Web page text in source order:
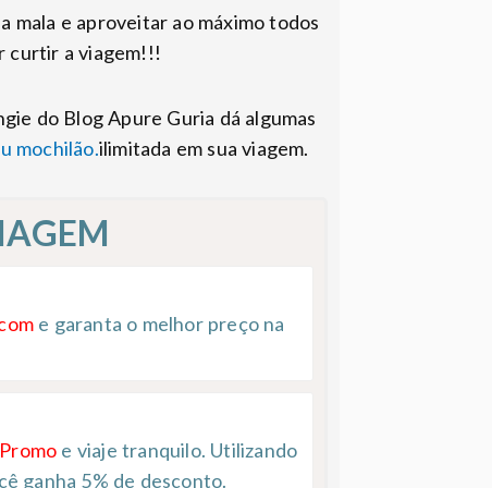
mala e aproveitar ao máximo todos
curtir a viagem!!!
do Blog Apure Guria dá algumas
mochilão.ilimitada em sua viagem.
e garanta o melhor preço na
e viaje tranquilo. Utilizando
ganha 5% de desconto.